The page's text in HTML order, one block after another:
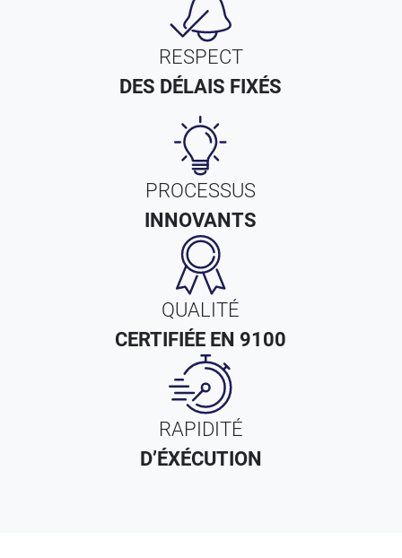
RESPECT
DES DÉLAIS FIXÉS
PROCESSUS
INNOVANTS
QUALITÉ
CERTIFIÉE EN 9100
RAPIDITÉ
D’ÉXÉCUTION